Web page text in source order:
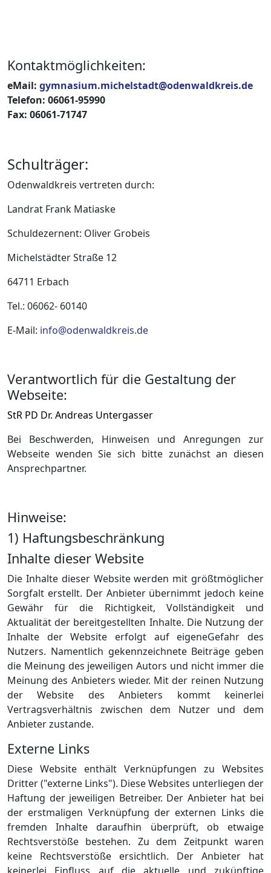
Kontaktmöglichkeiten:
eMail: gymnasium.michelstadt@odenwaldkreis.de
Telefon: 06061-95990
Fax: 06061-71747
Schulträger:
Odenwaldkreis vertreten durch:
Landrat Frank Matiaske
Schuldezernent: Oliver Grobeis
Michelstädter Straße 12
64711 Erbach
Tel.: 06062- 60140
E-Mail: info@odenwaldkreis.de
Verantwortlich für die Gestaltung der
Webseite:
StR PD Dr. Andreas Untergasser
Bei Beschwerden, Hinweisen und Anregungen zur
Webseite wenden Sie sich bitte zunächst an diesen
Ansprechpartner.
Hinweise:
1) Haftungsbeschränkung
Inhalte dieser Website
Die Inhalte dieser Website werden mit größtmöglicher
Sorgfalt erstellt. Der Anbieter übernimmt jedoch keine
Gewähr für die Richtigkeit, Vollständigkeit und
Aktualität der bereitgestellten Inhalte. Die Nutzung der
Inhalte der Website erfolgt auf eigeneGefahr des
Nutzers. Namentlich gekennzeichnete Beiträge geben
die Meinung des jeweiligen Autors und nicht immer die
Meinung des Anbieters wieder. Mit der reinen Nutzung
der Website des Anbieters kommt keinerlei
Vertragsverhältnis zwischen dem Nutzer und dem
Anbieter zustande.
Externe Links
Diese Website enthält Verknüpfungen zu Websites
Dritter ("externe Links"). Diese Websites unterliegen der
Haftung der jeweiligen Betreiber. Der Anbieter hat bei
der erstmaligen Verknüpfung der externen Links die
fremden Inhalte daraufhin überprüft, ob etwaige
Rechtsverstöße bestehen. Zu dem Zeitpunkt waren
keine Rechtsverstöße ersichtlich. Der Anbieter hat